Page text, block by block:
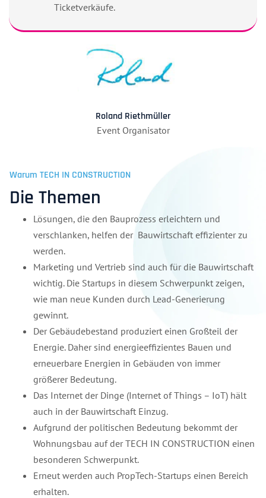
Ticketverkäufe.
Roland Riethmüller
Event Organisator
Warum TECH IN CONSTRUCTION
Die Themen
Lösungen, die den Bauprozess erleichtern und
verschlanken, helfen der Bauwirtschaft effizienter zu
werden.
Marketing und Vertrieb sind auch für die Bauwirtschaft
wichtig. Die Startups in diesem Schwerpunkt zeigen,
wie man neue Kunden durch Lead-Generierung
gewinnt.
Der Gebäudebestand produziert einen Großteil der
Energie. Daher sind energieeffizientes Bauen und
erneuerbare Energien in Gebäuden von immer
größerer Bedeutung.
Das Internet der Dinge (Internet of Things – IoT) hält
auch in der Bauwirtschaft Einzug.
Aufgrund der politischen Bedeutung bekommt der
Wohnungsbau auf der TECH IN CONSTRUCTION einen
besonderen Schwerpunkt.
Erneut werden auch PropTech-Startups einen Bereich
erhalten.